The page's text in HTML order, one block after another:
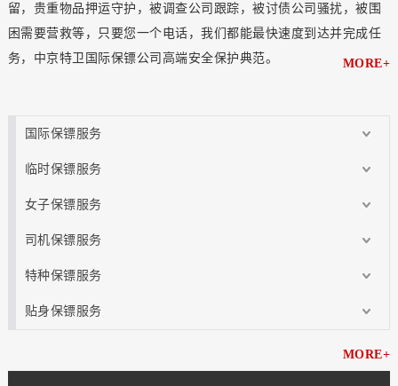
留，贵重物品押运守护，被调查公司跟踪，被讨债公司骚扰，被围
困需要营救等，只要您一个电话，我们都能最快速度到达并完成任
务，中京特卫国际保镖公司高端安全保护典范。
MORE+
国际保镖服务
临时保镖服务
女子保镖服务
司机保镖服务
特种保镖服务
贴身保镖服务
MORE+